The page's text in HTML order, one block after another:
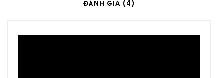
ĐÁNH GIÁ (4)